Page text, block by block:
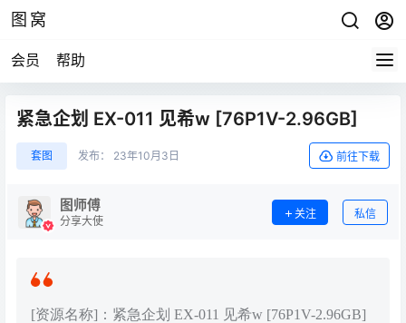
图窝
会员 帮助
紧急企划 EX-011 见希w [76P1V-2.96GB]
套图 发布： 23年10月3日 前往下载
图师傅
分享大使
关注 私信
[资源名称]：紧急企划 EX-011 见希w [76P1V-2.96GB]